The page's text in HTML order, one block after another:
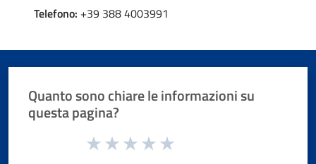
Telefono: +39 388 4003991
Quanto sono chiare le informazioni su
questa pagina?
Valuta da 1 a 5 stelle la pagina